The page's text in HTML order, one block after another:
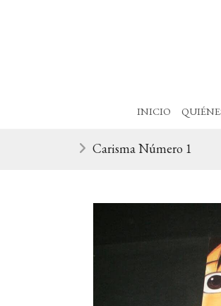
INICIO
Carisma Número 1